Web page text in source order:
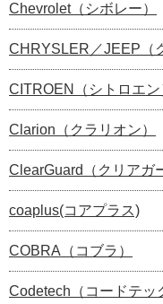
Chevrolet（シボレー）
CHRYSLER／JEEP（
CITROEN（シトロエン
Clarion（クラリオン）
ClearGuard（クリアガ
coaplus(コアプラス)
COBRA（コブラ）
Codetech（コードテッ